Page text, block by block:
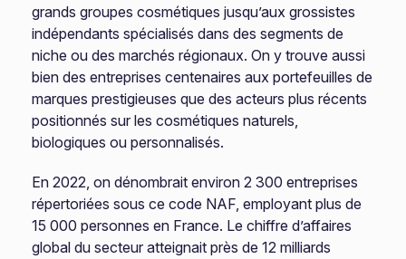
grands groupes cosmétiques jusqu’aux grossistes
indépendants spécialisés dans des segments de
niche ou des marchés régionaux. On y trouve aussi
bien des entreprises centenaires aux portefeuilles de
marques prestigieuses que des acteurs plus récents
positionnés sur les cosmétiques naturels,
biologiques ou personnalisés.
En 2022, on dénombrait environ 2 300 entreprises
répertoriées sous ce code NAF, employant plus de
15 000 personnes en France. Le chiffre d’affaires
global du secteur atteignait près de 12 milliards